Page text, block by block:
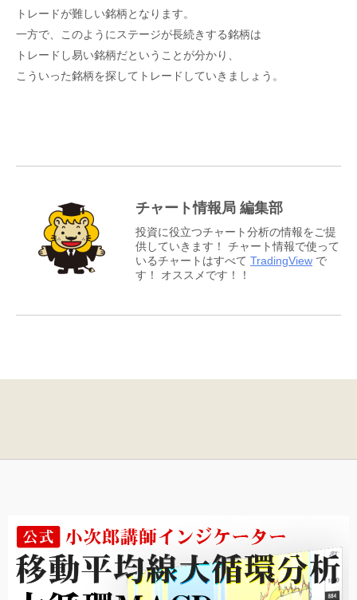
トレードが難しい銘柄となります。
一方で、このようにステージが長続きする銘柄は
トレードし易い銘柄だということが分かり、
こういった銘柄を探してトレードしていきましょう。
チャート情報局 編集部
投資に役立つチャート分析の情報をご提
供していきます！ チャート情報で使って
いるチャートはすべて TradingView で
す！ オススメです！！